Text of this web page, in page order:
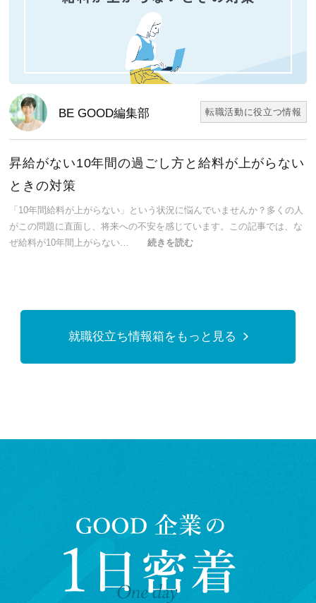
BE GOOD編集部 転職活動に役立つ情報
昇給がない10年間の過ごし方と給料が上がらない
ときの対策
「10年間給料が上がらない」という状況に悩んでいませんか？多くの人
がこの問題に直面し、将来への不安を感じています。この記事では、な
ぜ給料が10年間上がらない… 続きを読む
就職役立ち情報箱をもっと見る